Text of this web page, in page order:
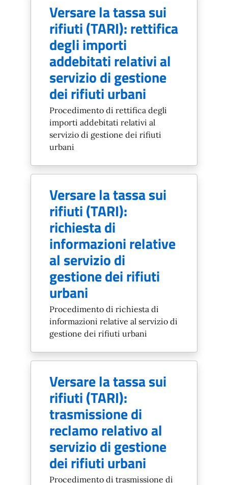
Versare la tassa sui
rifiuti (TARI): rettifica
degli importi
addebitati relativi al
servizio di gestione
dei rifiuti urbani
Procedimento di rettifica degli
importi addebitati relativi al
servizio di gestione dei rifiuti
urbani
Versare la tassa sui
rifiuti (TARI):
richiesta di
informazioni relative
al servizio di
gestione dei rifiuti
urbani
Procedimento di richiesta di
informazioni relative al servizio di
gestione dei rifiuti urbani
Versare la tassa sui
rifiuti (TARI):
trasmissione di
reclamo relativo al
servizio di gestione
dei rifiuti urbani
Procedimento di trasmissione di